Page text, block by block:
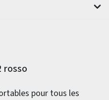
rosso
pour tous les